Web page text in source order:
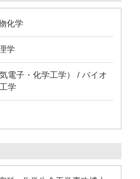
化学
学
電子・化学工学） / バイオ
学